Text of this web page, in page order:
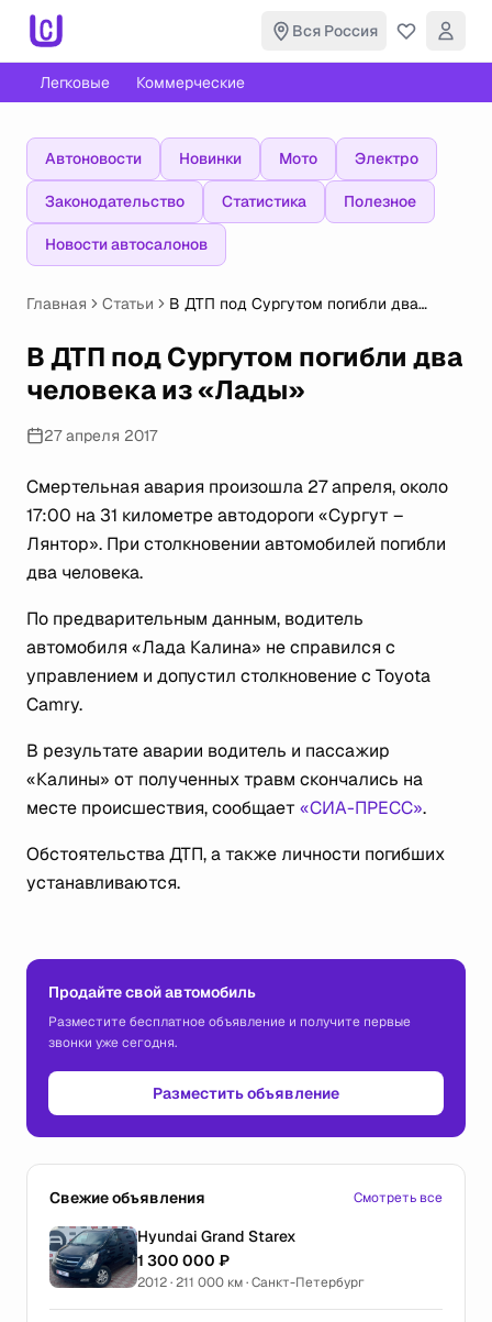
Вся Россия
Легковые Коммерческие
Автоновости Новинки Мото Электро
Законодательство Статистика Полезное
Новости автосалонов
Главная Статьи
В ДТП под Сургутом погибли два
В ДТП под Сургутом погибли два
человека из «Лады»
27 апреля 2017
Смертельная авария произошла 27 апреля, около
17:00 на 31 километре автодороги «Сургут –
Лянтор». При столкновении автомобилей погибли
два человека.
По предварительным данным, водитель
автомобиля «Лада Калина» не справился с
управлением и допустил столкновение с Toyota
Camry.
В результате аварии водитель и пассажир
«Калины» от полученных травм скончались на
месте происшествия, сообщает «СИА-ПРЕСС».
Обстоятельства ДТП, а также личности погибших
устанавливаются.
Продайте свой автомобиль
Разместите бесплатное объявление и получите первые
звонки уже сегодня.
Разместить объявление
Свежие объявления Смотреть все
Hyundai Grand Starex
1 300 000 ₽
2012 · 211 000 км · Санкт-Петербург